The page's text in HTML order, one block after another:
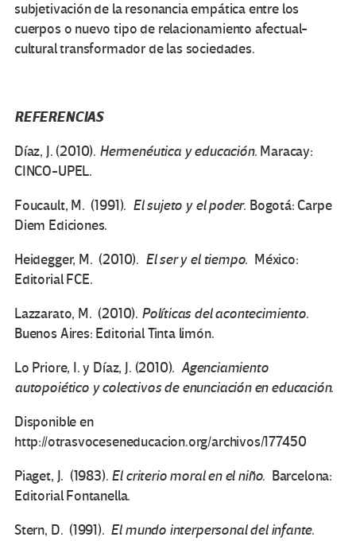
subjetivación de la resonancia empática entre los
cuerpos o nuevo tipo de relacionamiento afectual-
cultural transformador de las sociedades.
REFERENCIAS
Díaz, J. (2010). Hermenéutica y educación. Maracay:
CINCO-UPEL.
Foucault, M. (1991). El sujeto y el poder. Bogotá: Carpe
Diem Ediciones.
Heidegger, M. (2010). El ser y el tiempo. México:
Editorial FCE.
Lazzarato, M. (2010). Políticas del acontecimiento.
Buenos Aires: Editorial Tinta limón.
Lo Priore, I. y Díaz, J. (2010). Agenciamiento
autopoiético y colectivos de enunciación en educación.
Disponible en
http://otrasvoceseneducacion.org/archivos/177450
Piaget, J. (1983). El criterio moral en el niño. Barcelona:
Editorial Fontanella.
Stern, D. (1991). El mundo interpersonal del infante.